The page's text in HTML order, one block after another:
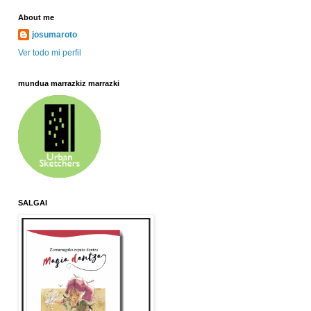
About me
josumaroto
Ver todo mi perfil
mundua marrazkiz marrazki
SALGAI